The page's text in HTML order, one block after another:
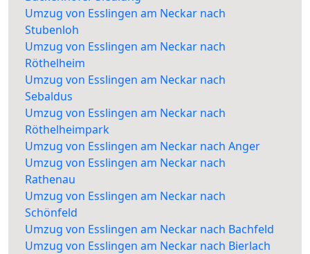
Umzug von Esslingen am Neckar nach
Stubenloh
Umzug von Esslingen am Neckar nach
Röthelheim
Umzug von Esslingen am Neckar nach
Sebaldus
Umzug von Esslingen am Neckar nach
Röthelheimpark
Umzug von Esslingen am Neckar nach Anger
Umzug von Esslingen am Neckar nach
Rathenau
Umzug von Esslingen am Neckar nach
Schönfeld
Umzug von Esslingen am Neckar nach Bachfeld
Umzug von Esslingen am Neckar nach Bierlach